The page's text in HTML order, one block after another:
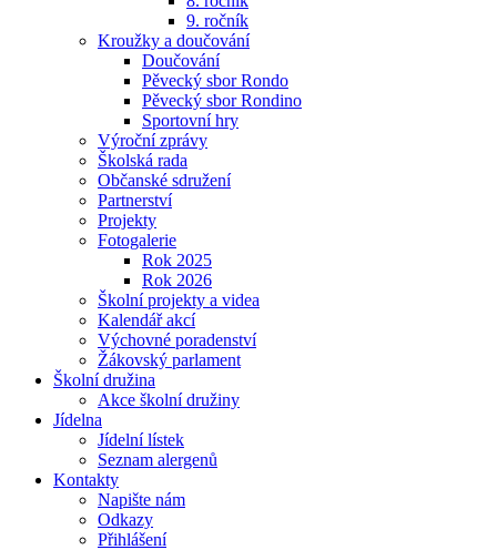
9. ročník
Kroužky a doučování
Doučování
Pěvecký sbor Rondo
Pěvecký sbor Rondino
Sportovní hry
Výroční zprávy
Školská rada
Občanské sdružení
Partnerství
Projekty
Fotogalerie
Rok 2025
Rok 2026
Školní projekty a videa
Kalendář akcí
Výchovné poradenství
Žákovský parlament
Školní družina
Akce školní družiny
Jídelna
Jídelní lístek
Seznam alergenů
Kontakty
Napište nám
Odkazy
Přihlášení